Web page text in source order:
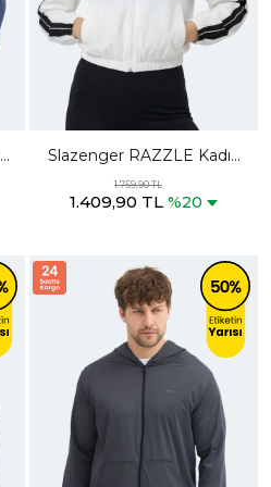
Slazenger RAZZLE Kadın
Fermuarlı Kapüşonlu Cepli
Ekru Sweatshırt
1.759,90 TL
1.409,90 TL %20